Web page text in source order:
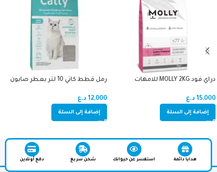
دراي فود MOLLY 2KG للامهات
15,000 د.ع
إضافة إلى السلة
رمل قطط كاتي 10 لتر بعطر صابون
12,000 د.ع
إضافة إلى السلة
هدايا دائمة استفسر عن حيوانك شحن سريع دفع أونلاين